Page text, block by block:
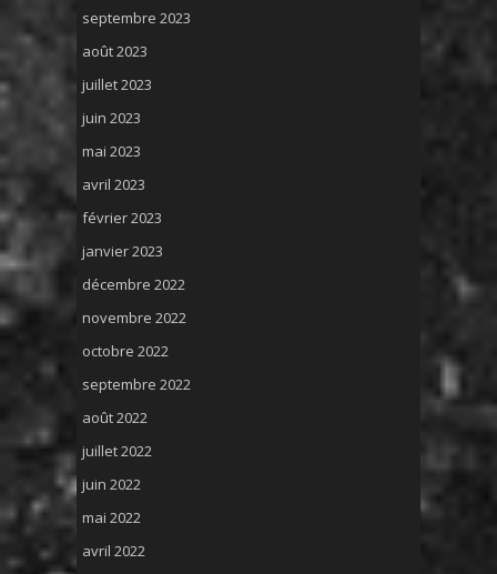
septembre 2023
août 2023
juillet 2023
juin 2023
mai 2023
avril 2023
février 2023
janvier 2023
décembre 2022
novembre 2022
octobre 2022
septembre 2022
août 2022
juillet 2022
juin 2022
mai 2022
avril 2022